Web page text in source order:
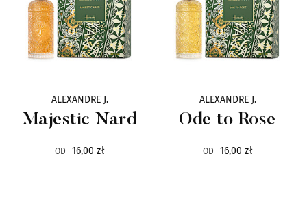
Blue Pollack 1
Bois 1920 48
By Terry 113
Carner Barcelona
ALEXANDRE J.
Majestic Nard
OD 16,00 zł
ALEXANDRE J.
Ode to Rose
OD 16,00 zł